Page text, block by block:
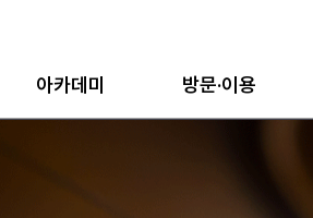
아카데미 방문·이용